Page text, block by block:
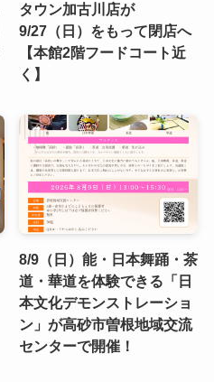
タウン加古川店が
9/27（日）をもって閉店へ
【本館2階フードコート近
く】
8/9（日）能・日本舞踊・茶
道・華道を体験できる「日
本文化デモンストレーショ
ン」が高砂市曽根地域交流
センターで開催！